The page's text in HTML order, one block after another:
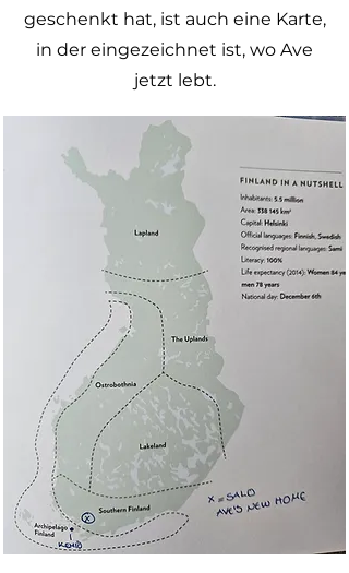
geschenkt hat, ist auch eine Karte,
in der eingezeichnet ist, wo Ave
jetzt lebt.